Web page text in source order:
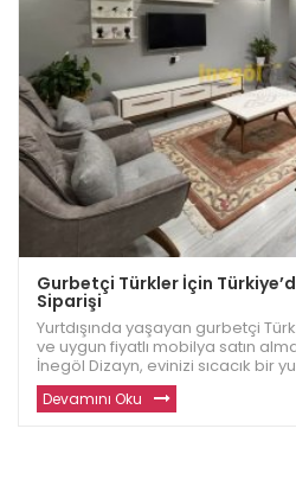
Gurbetçi Türkler İçin
Siparişi
Yurtdışında yaşayan gurbetçi
ve uygun fiyatlı mobilya satın
İnegöl Dizayn, evinizi sıcacık bir
dayanıklı ve modern mobilyalar
ülkelerde yaşayan gu
Devamını Oku